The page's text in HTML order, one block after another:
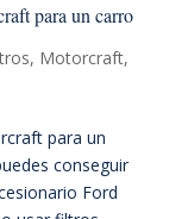
para un carro
, Motorcraft,
para un
conseguir
Ford